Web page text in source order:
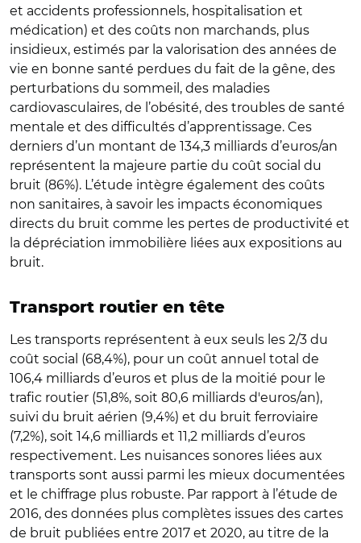
et accidents professionnels, hospitalisation et
médication) et des coûts non marchands, plus
insidieux, estimés par la valorisation des années de
vie en bonne santé perdues du fait de la gêne, des
perturbations du sommeil, des maladies
cardiovasculaires, de l’obésité, des troubles de santé
mentale et des difficultés d’apprentissage. Ces
derniers d’un montant de 134,3 milliards d’euros/an
représentent la majeure partie du coût social du
bruit (86%). L’étude intègre également des coûts
non sanitaires, à savoir les impacts économiques
directs du bruit comme les pertes de productivité et
la dépréciation immobilière liées aux expositions au
bruit.
Transport routier en tête
Les transports représentent à eux seuls les 2/3 du
coût social (68,4%), pour un coût annuel total de
106,4 milliards d’euros et plus de la moitié pour le
trafic routier (51,8%, soit 80,6 milliards d'euros/an),
suivi du bruit aérien (9,4%) et du bruit ferroviaire
(7,2%), soit 14,6 milliards et 11,2 milliards d’euros
respectivement. Les nuisances sonores liées aux
transports sont aussi parmi les mieux documentées
et le chiffrage plus robuste. Par rapport à l’étude de
2016, des données plus complètes issues des cartes
de bruit publiées entre 2017 et 2020, au titre de la